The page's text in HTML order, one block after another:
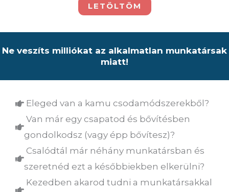
LETÖLTÖM
Ne veszíts milliókat az alkalmatlan munkatársak
miatt!
Eleged van a kamu csodamódszerekből?
Van már egy csapatod és bővítésben
gondolkodsz (vagy épp bővítesz)?
Csalódtál már néhány munkatársban és
szeretnéd ezt a későbbiekben elkerülni?
Kezedben akarod tudni a munkatársakkal